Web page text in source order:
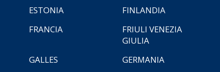
ESTONIA
FINLANDIA
FRANCIA
FRIULI VENEZIA
GIULIA
GALLES
GERMANIA